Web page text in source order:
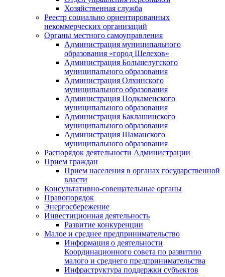
Хозяйственная служба
Реестр социально ориентированных
некоммерческих организаций
Органы местного самоуправления
Администрация муниципального
образования «город Шелехов»
Администрация Большелугского
муниципального образования
Администрация Олхинского
муниципального образования
Администрация Подкаменского
муниципального образования
Администрация Баклашинского
муниципального образования
Администрация Шаманского
муниципального образования
Распорядок деятельности Администрации
Прием граждан
Прием населения в органах государственной
власти
Консультативно-совещательные органы
Правопорядок
Энергосбережение
Инвестиционная деятельность
Развитие конкуренции
Малое и среднее предпринимательство
Информация о деятельности
Координационного совета по развитию
малого и среднего предпринимательства
Инфраструктура поддержки субъектов